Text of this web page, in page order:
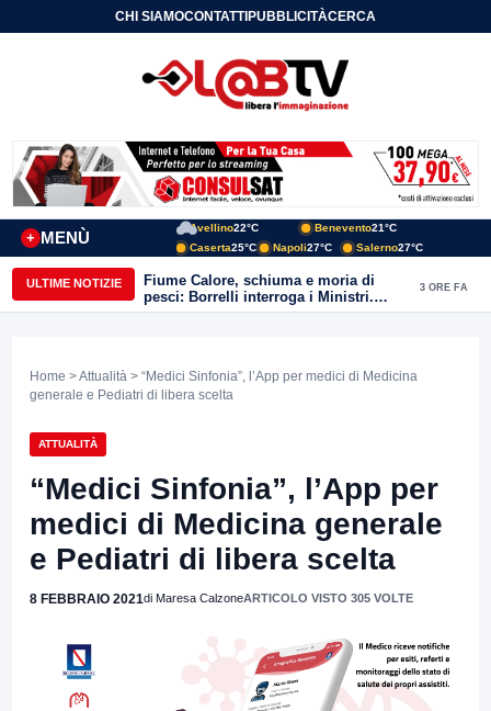
CHI SIAMOCONTATTIPUBBLICITÀCERCA
MENÙ
+
Avellino22°C Benevento21°C
Caserta25°C Napoli27°C Salerno27°C
ULTIME NOTIZIE
Fiume Calore, schiuma e moria di
pesci: Borrelli interroga i Ministri.
“Benevento paga l’assenza del
3 ORE FA
Home >Attualità > “Medici Sinfonia”, l’App per medici di Medicina
generale e Pediatri di libera scelta
ATTUALITÀ
“Medici Sinfonia”, l’App per
medici di Medicina generale
e Pediatri di libera scelta
8 FEBBRAIO 2021di Maresa CalzoneARTICOLO VISTO 305 VOLTE